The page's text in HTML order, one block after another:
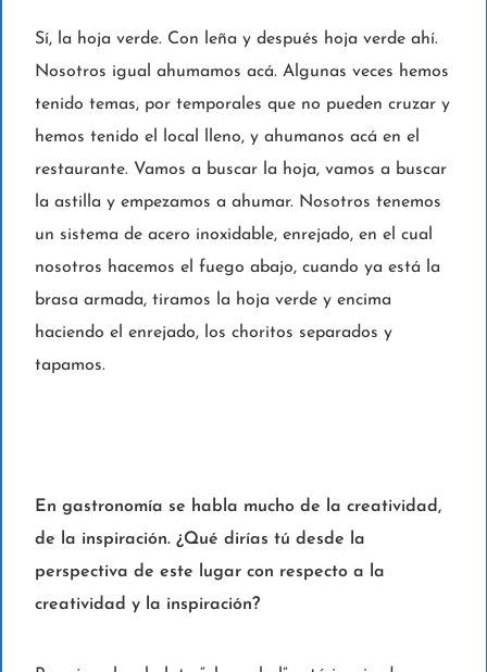
Sí, la hoja verde. Con leña y después hoja verde ahí.
Nosotros igual ahumamos acá. Algunas veces hemos
tenido temas, por temporales que no pueden cruzar y
hemos tenido el local lleno, y ahumanos acá en el
restaurante. Vamos a buscar la hoja, vamos a buscar
la astilla y empezamos a ahumar. Nosotros tenemos
un sistema de acero inoxidable, enrejado, en el cual
nosotros hacemos el fuego abajo, cuando ya está la
brasa armada, tiramos la hoja verde y encima
haciendo el enrejado, los choritos separados y
tapamos.
En gastronomía se habla mucho de la creatividad,
de la inspiración. ¿Qué dirías tú desde la
perspectiva de este lugar con respecto a la
creatividad y la inspiración?